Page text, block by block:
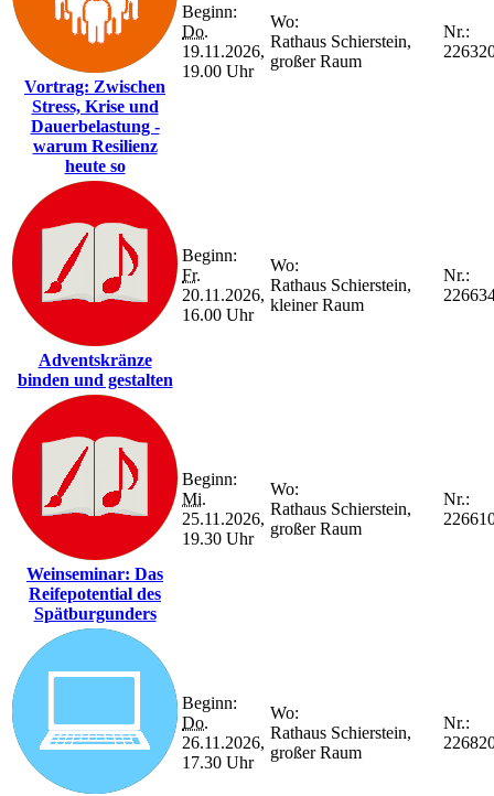
Vortrag: Zwischen
Stress, Krise und
Dauerbelastung -
warum Resilienz
heute so
Beginn:
Do.
19.11.2026,
19.00 Uhr
Wo:
Rathaus Schierstein,
großer Raum
Nr.:
Adventskränze
binden und gestalten
Beginn:
Fr.
20.11.2026,
16.00 Uhr
Wo:
Rathaus Schierstein,
kleiner Raum
Nr.:
Weinseminar: Das
Reifepotential des
Spätburgunders
Beginn:
Mi.
25.11.2026,
19.30 Uhr
Wo:
Rathaus Schierstein,
großer Raum
Nr.:
Beginn:
Do.
26.11.2026,
17.30 Uhr
Wo:
Rathaus Schierstein,
großer Raum
Nr.: